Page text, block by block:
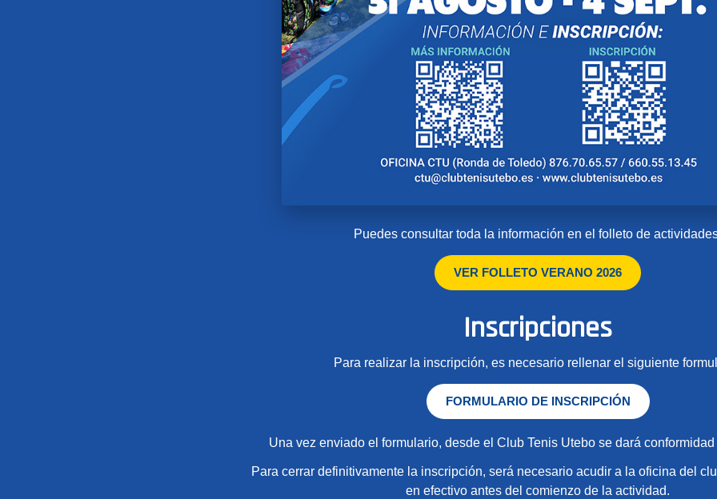
Puedes consultar toda la información en el folleto de
VER FOLLETO VERANO 2026
Inscripciones
Para realizar la inscripción, es necesario rellenar el siguiente
FORMULARIO DE INSCRIPCIÓN
Una vez enviado el formulario, desde el Club Tenis Utebo se dará
Para cerrar definitivamente la inscripción, será necesario acudir a la oficina del
en efectivo antes del comienzo de la actividad.